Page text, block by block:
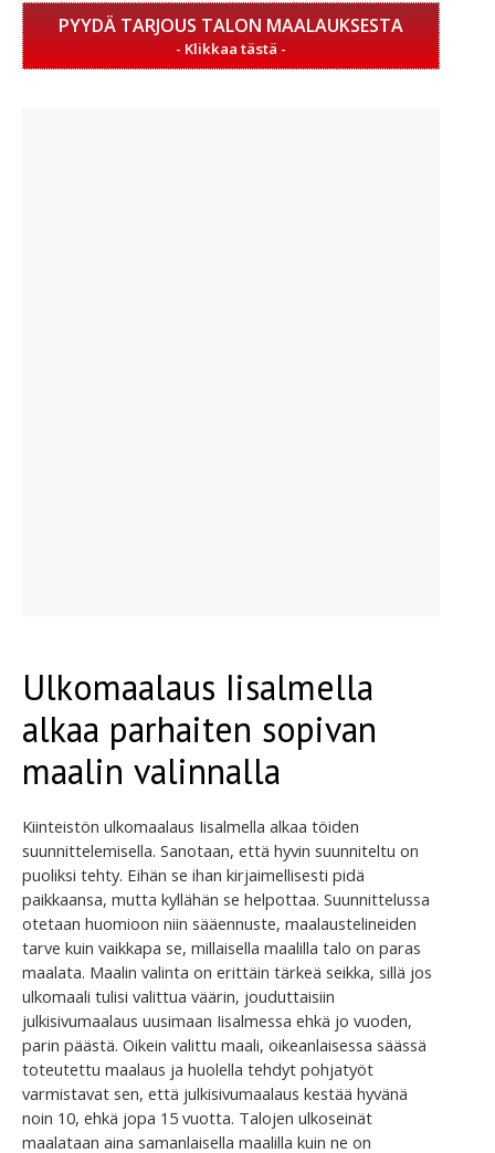
PYYDÄ TARJOUS TALON MAALAUKSESTA
Ulkomaalaus Iisalmella
alkaa parhaiten sopivan
maalin valinnalla
Kiinteistön ulkomaalaus Iisalmella alkaa töiden
suunnittelemisella. Sanotaan, että hyvin suunniteltu on
puoliksi tehty. Eihän se ihan kirjaimellisesti pidä
paikkaansa, mutta kyllähän se helpottaa. Suunnittelussa
otetaan huomioon niin sääennuste, maalaustelineiden
tarve kuin vaikkapa se, millaisella maalilla talo on paras
maalata. Maalin valinta on erittäin tärkeä seikka, sillä jos
ulkomaali tulisi valittua väärin, jouduttaisiin
julkisivumaalaus uusimaan Iisalmessa ehkä jo vuoden,
parin päästä. Oikein valittu maali, oikeanlaisessa säässä
toteutettu maalaus ja huolella tehdyt pohjatyöt
varmistavat sen, että julkisivumaalaus kestää hyvänä
noin 10, ehkä jopa 15 vuotta. Talojen ulkoseinät
maalataan aina samanlaisella maalilla kuin ne on